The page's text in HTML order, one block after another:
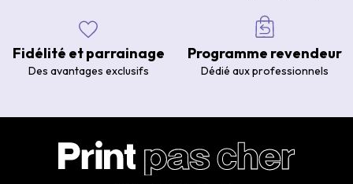
Fidélité et parrainage
Des avantages exclusifs
Programme revendeur
Dédié aux professionnels